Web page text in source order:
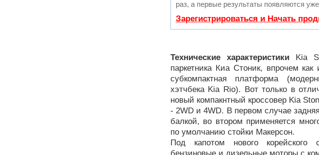
раз, а первые результаты появляются
Зарегистрироваться и Начать
Технические характеристики Kia
паркетника Киа Стоник, впрочем
субкомпактная платформа
хэтчбека Kia Rio). Вот только в
новый компакнтный кроссовер Kia
- 2WD и 4WD. В первом случае
балкой, во втором применяется
по умолчанию стойки Макерсон.
Под капотом нового корейского